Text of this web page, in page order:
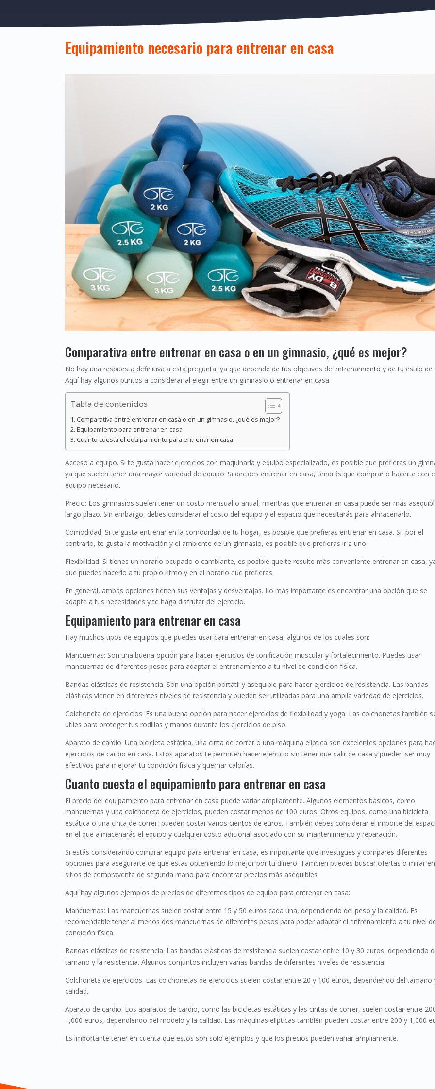
Equipamiento necesario para entrenar en casa
Comparativa entre entrenar en casa o en un gimnasio, ¿qué es mejor?
No hay una respuesta definitiva a esta pregunta, ya que depende de tus objetivos de entrenamiento y de tu estilo de
Aquí hay algunos puntos a considerar al elegir entre un gimnasio o entrenar en casa:
Tabla de contenidos
Comparativa entre entrenar en casa o en un gimnasio, ¿qué es mejor?
Equipamiento para entrenar en casa
Cuanto cuesta el equipamiento para entrenar en casa
Acceso a equipo. Si te gusta hacer ejercicios con maquinaria y equipo especializado, es posible que prefieras un
ya que suelen tener una mayor variedad de equipo. Si decides entrenar en casa, tendrás que comprar o hacerte con
equipo necesario.
Precio: Los gimnasios suelen tener un costo mensual o anual, mientras que entrenar en casa puede ser más
largo plazo. Sin embargo, debes considerar el costo del equipo y el espacio que necesitarás para almacenarlo.
Comodidad. Si te gusta entrenar en la comodidad de tu hogar, es posible que prefieras entrenar en casa. Si, por el
contrario, te gusta la motivación y el ambiente de un gimnasio, es posible que prefieras ir a uno.
Flexibilidad. Si tienes un horario ocupado o cambiante, es posible que te resulte más conveniente entrenar en casa,
que puedes hacerlo a tu propio ritmo y en el horario que prefieras.
En general, ambas opciones tienen sus ventajas y desventajas. Lo más importante es encontrar una opción que se
adapte a tus necesidades y te haga disfrutar del ejercicio.
Equipamiento para entrenar en casa
Hay muchos tipos de equipos que puedes usar para entrenar en casa, algunos de los cuales son:
Mancuernas: Son una buena opción para hacer ejercicios de tonificación muscular y fortalecimiento. Puedes usar
mancuernas de diferentes pesos para adaptar el entrenamiento a tu nivel de condición física.
Bandas elásticas de resistencia: Son una opción portátil y asequible para hacer ejercicios de resistencia. Las bandas
elásticas vienen en diferentes niveles de resistencia y pueden ser utilizadas para una amplia variedad de ejercicios.
Colchoneta de ejercicios: Es una buena opción para hacer ejercicios de flexibilidad y yoga. Las colchonetas también
útiles para proteger tus rodillas y manos durante los ejercicios de piso.
Aparato de cardio: Una bicicleta estática, una cinta de correr o una máquina elíptica son excelentes opciones para
ejercicios de cardio en casa. Estos aparatos te permiten hacer ejercicio sin tener que salir de casa y pueden ser muy
efectivos para mejorar tu condición física y quemar calorías.
Cuanto cuesta el equipamiento para entrenar en casa
El precio del equipamiento para entrenar en casa puede variar ampliamente. Algunos elementos básicos, como
mancuernas y una colchoneta de ejercicios, pueden costar menos de 100 euros. Otros equipos, como una bicicleta
estática o una cinta de correr, pueden costar varios cientos de euros. También debes considerar el importe del
en el que almacenarás el equipo y cualquier costo adicional asociado con su mantenimiento y reparación.
Si estás considerando comprar equipo para entrenar en casa, es importante que investigues y compares diferentes
opciones para asegurarte de que estás obteniendo lo mejor por tu dinero. También puedes buscar ofertas o mirar en
sitios de compraventa de segunda mano para encontrar precios más asequibles.
Aquí hay algunos ejemplos de precios de diferentes tipos de equipo para entrenar en casa:
Mancuernas: Las mancuernas suelen costar entre 15 y 50 euros cada una, dependiendo del peso y la calidad. Es
recomendable tener al menos dos mancuernas de diferentes pesos para poder adaptar el entrenamiento a tu nivel
condición física.
Bandas elásticas de resistencia: Las bandas elásticas de resistencia suelen costar entre 10 y 30 euros, dependiendo
tamaño y la resistencia. Algunos conjuntos incluyen varias bandas de diferentes niveles de resistencia.
Colchoneta de ejercicios: Las colchonetas de ejercicios suelen costar entre 20 y 100 euros, dependiendo del tamaño
calidad.
Aparato de cardio: Los aparatos de cardio, como las bicicletas estáticas y las cintas de correr, suelen costar entre
1,000 euros, dependiendo del modelo y la calidad. Las máquinas elípticas también pueden costar entre 200 y 1,000
Es importante tener en cuenta que estos son solo ejemplos y que los precios pueden variar ampliamente.